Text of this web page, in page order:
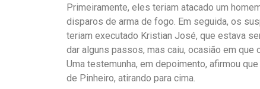
Primeiramente, eles teriam atacado um
disparos de arma de fogo. Em seguida, os
teriam executado Kristian José, que estava
dar alguns passos, mas caiu, ocasião em que
Uma testemunha, em depoimento, afirmou
de Pinheiro, atirando para cima.